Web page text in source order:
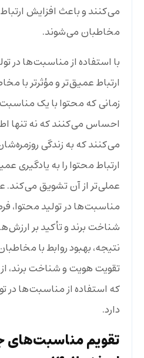
می‌کنند و باعث افزایش
مخاطبان می‌شوند.
با استفاده از مناسبت‌ها در
ارتباط عمیق‌تر و مؤثرتر با
زمانی که محتوا با یک
احساس می‌کنند که نه تنها
می‌کنند که به زندگی
ارتباط محتوا را به یادگیری
عملی‌تر از آن تشویق می‌کند.
مناسبت‌ها در تولید محتوا،
شناخت برند و تأکید بر
نتیجه، بهبود روابط با
تقویت هویت و شناخت برند،
که استفاده از مناسبت‌ها در
دارد.
تقویم مناسبت‌های